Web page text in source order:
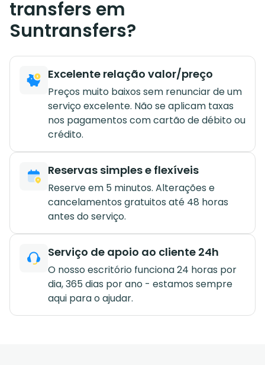
transfers em
Suntransfers?
Excelente relação valor/preço
Preços muito baixos sem renunciar de um
serviço excelente. Não se aplicam taxas
nos pagamentos com cartão de débito ou
crédito.
Reservas simples e flexíveis
Reserve em 5 minutos. Alterações e
cancelamentos gratuitos até 48 horas
antes do serviço.
Serviço de apoio ao cliente 24h
O nosso escritório funciona 24 horas por
dia, 365 dias por ano - estamos sempre
aqui para o ajudar.